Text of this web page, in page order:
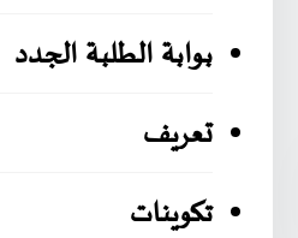
بوابة الطلبة الجدد
تعريف
تكوينات